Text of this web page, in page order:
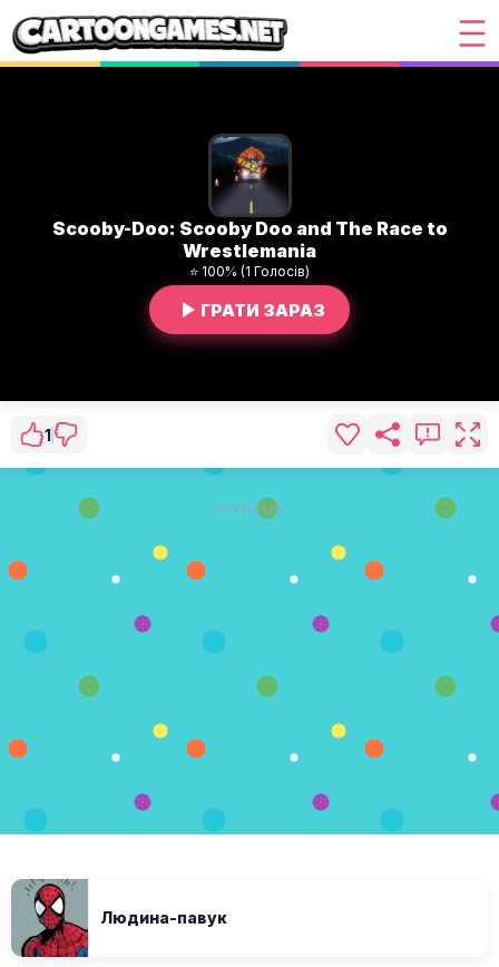
Scooby-Doo: Scooby Doo and The Race to
Wrestlemania
⭐ 100% (1 Голосів)
ГРАТИ ЗАРАЗ
1
РЕКЛАМА
Людина-павук